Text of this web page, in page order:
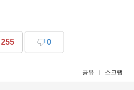
255 0
공유 스크랩